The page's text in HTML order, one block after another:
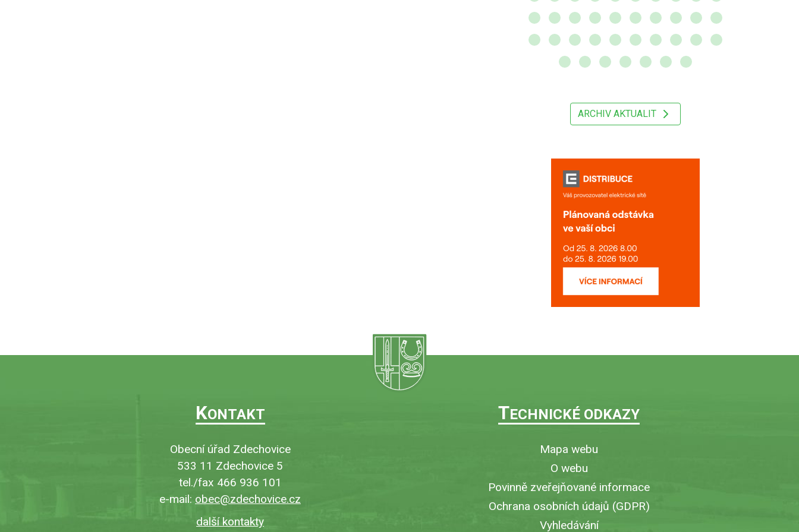
ARCHIV AKTUALIT
KONTAKT
Obecní úřad Zdechovice
533 11 Zdechovice 5
tel./fax 466 936 101
e-mail: obec@zdechovice.cz
další kontakty
TECHNICKÉ ODKAZY
Mapa webu
O webu
Povinně zveřejňované informace
Ochrana osobních údajů (GDPR)
Vyhledávání